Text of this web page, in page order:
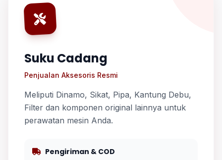
Suku Cadang
Penjualan Aksesoris Resmi
Meliputi Dinamo, Sikat, Pipa, Kantung Debu,
Filter dan komponen original lainnya untuk
perawatan mesin Anda.
Pengiriman & COD